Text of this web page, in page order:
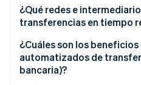
Sesiones de Stripe
Descubre cómo Stripe
¿Qué redes e
transferencias en tiempo
¿Cuáles son los
automatizados de
bancaria)?